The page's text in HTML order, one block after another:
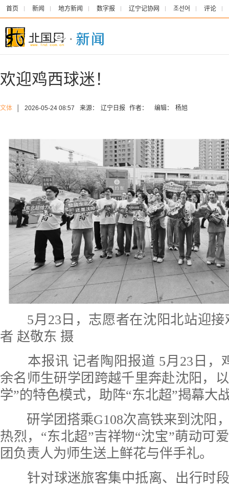
首页 新闻 地方新闻 数字报 辽宁记协网 조선어 评论
欢迎鸡西球迷！
文体 2026-05-24 08:57 来源： 辽宁日报 作者： 编辑： 杨旭
5月23日，志愿者在沈阳北站迎接
者 赵敬东 摄
本报讯 记者陶阳报道 5月23日，
余名师生研学团跨越千里奔赴沈阳，
学”的特色模式，助阵“东北超”揭幕大
研学团搭乘G108次高铁来到沈阳
热烈，“东北超”吉祥物“沈宝”萌动可
团负责人为师生送上鲜花与伴手礼。
针对球迷旅客集中抵离、出行时段